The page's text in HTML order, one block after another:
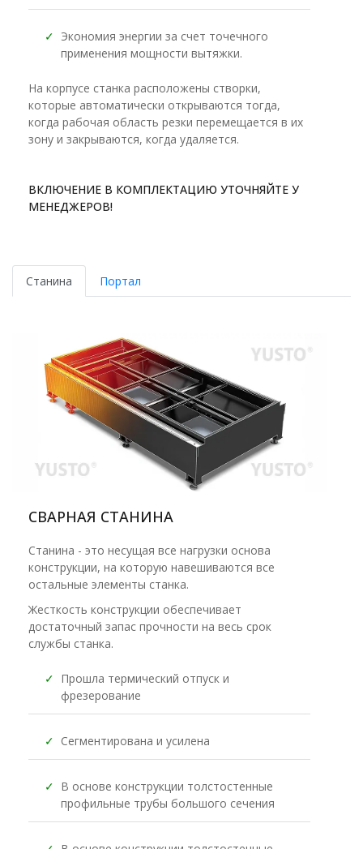
✓ Экономия энергии за счет точечного
применения мощности вытяжки.
На корпусе станка расположены створки,
которые автоматически открываются тогда,
когда рабочая область резки перемещается в их
зону и закрываются, когда удаляется.
ВКЛЮЧЕНИЕ В КОМПЛЕКТАЦИЮ УТОЧНЯЙТЕ У
МЕНЕДЖЕРОВ!
Станина Портал
СВАРНАЯ СТАНИНА
Станина - это несущая все нагрузки основа
конструкции, на которую навешиваются все
остальные элементы станка.
Жесткость конструкции обеспечивает
достаточный запас прочности на весь срок
службы станка.
✓ Прошла термический отпуск и
фрезерование
✓ Сегментирована и усилена
✓ В основе конструкции толстостенные
профильные трубы большого сечения